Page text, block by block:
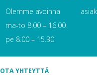
Olemme avoinna
ma-to 8.00 – 16.00
pe 8.00 – 15.30
OTA YHTEYTTÄ